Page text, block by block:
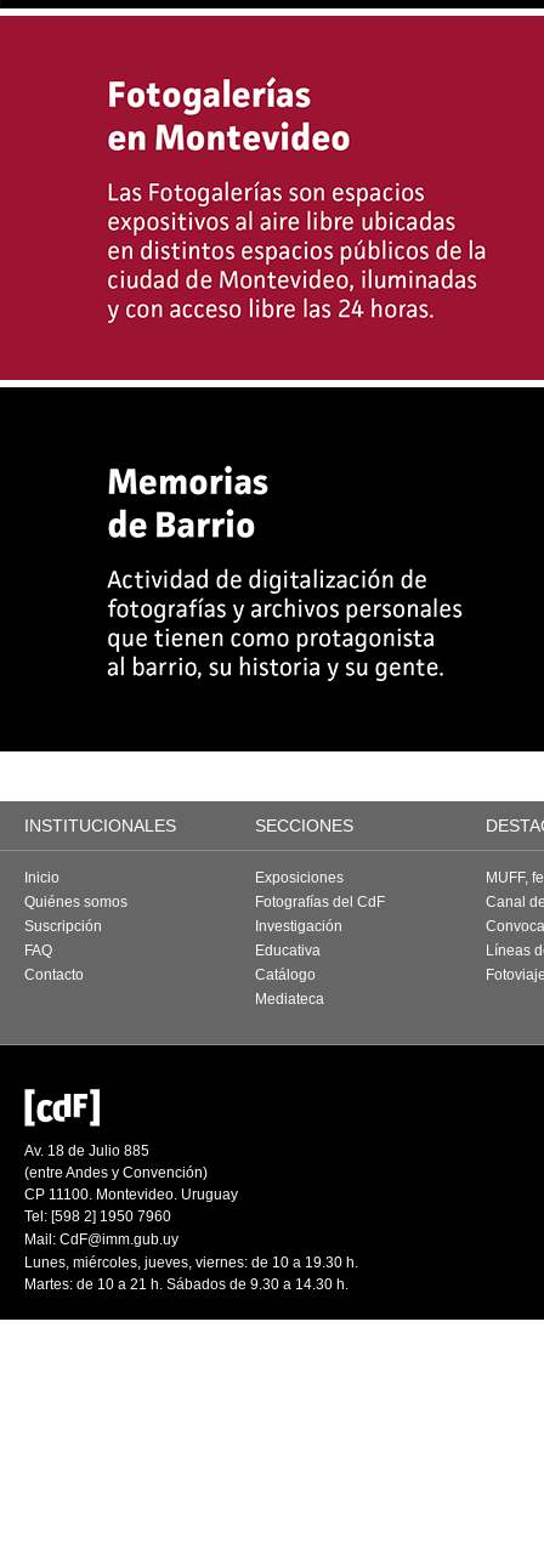
INSTITUCIONALES SECCIONES
Inicio
Quiénes somos
Suscripción
FAQ
Contacto
Exposiciones
Fotografías del CdF
Investigación
Educativa
Catálogo
Mediateca
MUFF,
Canal
Líneas
Av. 18 de Julio 885
(entre Andes y Convención)
CP 11100. Montevideo. Uruguay
Tel: [598 2] 1950 7960
Mail: CdF@imm.gub.uy
Lunes, miércoles, jueves, viernes: de 10 a 19.30 h.
Martes: de 10 a 21 h. Sábados de 9.30 a 14.30 h.